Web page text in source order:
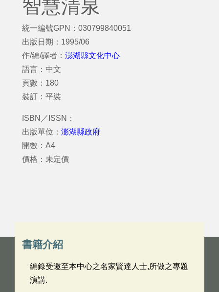
智慧清泉
統一編號GPN：030799840051
出版日期：1995/06
作/編/譯者： 澎湖縣文化中心
語言：中文
頁數：180
裝訂：平裝
ISBN／ISSN：
出版單位： 澎湖縣政府
開數：A4
價格：未定價
書籍介紹
編錄受邀至本中心之名家賢達人士,所做之專題
演講.